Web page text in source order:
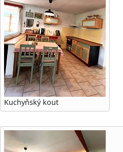
Kuchyňský kout